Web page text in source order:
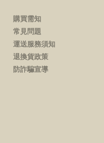
購買需知
常見問題
運送服務須知
退換貨政策
防詐騙宣導